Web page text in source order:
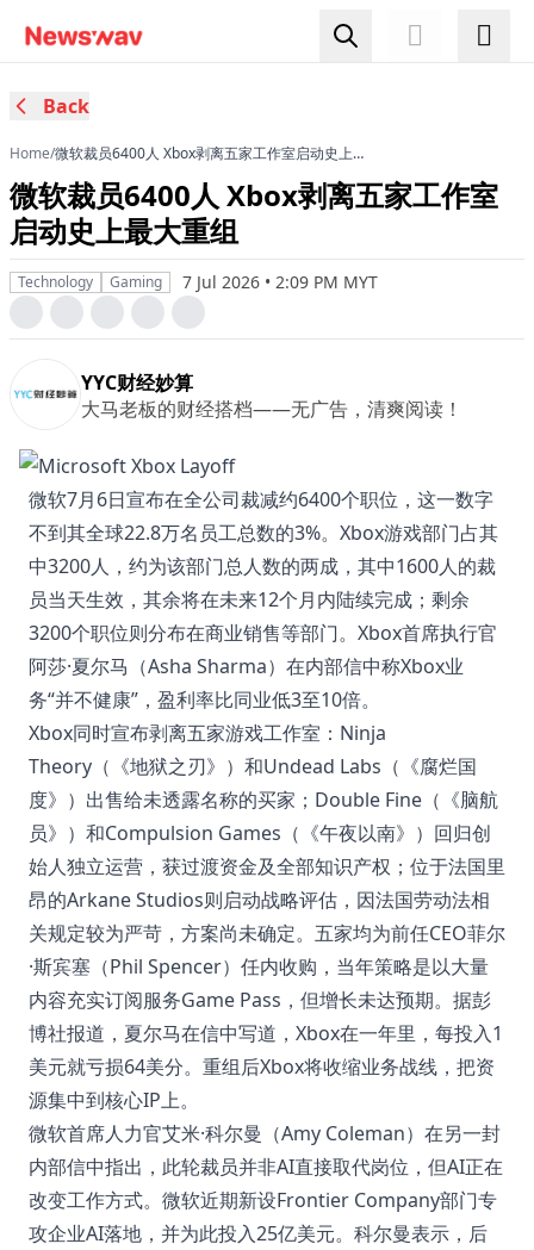
Back
Home/微软裁员6400人 Xbox剥离五家工作室启动史上最
微软裁员6400人 Xbox剥离五家工作室
启动史上最大重组
Technology Gaming 7 Jul 2026 • 2:09 PM MYT
YYC财经妙算
大马老板的财经搭档——无广告，清爽阅读！
微软7月6日宣布在全公司裁减约6400个职位，这一数字
不到其全球22.8万名员工总数的3%。Xbox游戏部门占其
中3200人，约为该部门总人数的两成，其中1600人的裁
员当天生效，其余将在未来12个月内陆续完成；剩余
3200个职位则分布在商业销售等部门。Xbox首席执行官
阿莎·夏尔马（Asha Sharma）在内部信中称Xbox业
务“并不健康”，盈利率比同业低3至10倍。
Xbox同时宣布剥离五家游戏工作室：Ninja
Theory（《地狱之刃》）和Undead Labs（《腐烂国
度》）出售给未透露名称的买家；Double Fine（《脑航
员》）和Compulsion Games（《午夜以南》）回归创
始人独立运营，获过渡资金及全部知识产权；位于法国里
昂的Arkane Studios则启动战略评估，因法国劳动法相
关规定较为严苛，方案尚未确定。五家均为前任CEO菲尔
·斯宾塞（Phil Spencer）任内收购，当年策略是以大量
内容充实订阅服务Game Pass，但增长未达预期。据彭
博社报道，夏尔马在信中写道，Xbox在一年里，每投入1
美元就亏损64美分。重组后Xbox将收缩业务战线，把资
源集中到核心IP上。
微软首席人力官艾米·科尔曼（Amy Coleman）在另一封
内部信中指出，此轮裁员并非AI直接取代岗位，但AI正在
改变工作方式。微软近期新设Frontier Company部门专
攻企业AI落地，并为此投入25亿美元。科尔曼表示，后